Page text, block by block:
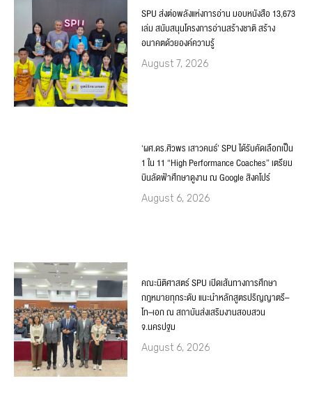
SPU ส่งต่อพลังแห่งการอ่าน มอบหนังสือ 13,673
เล่ม สนับสนุนโครงการอ่านสร้างชาติ สร้าง
อนาคตด้วยองค์ความรู้
August 7, 2026
‘ผศ.ดร.ศิวพร เสาวคนธ์’ SPU ได้รับคัดเลือกเป็น
1 ใน 11 “High Performance Coaches” เตรียม
บินลัดฟ้าศึกษาดูงาน ณ Google สิงคโปร์
August 6, 2026
คณะนิติศาสตร์ SPU เปิดเส้นทางการศึกษา
กฎหมายทุกระดับ แนะนำหลักสูตรปริญญาตรี–
โท–เอก ณ สถาบันส่งเสริมงานสอบสวน
จ.นครปฐม
August 6, 2026